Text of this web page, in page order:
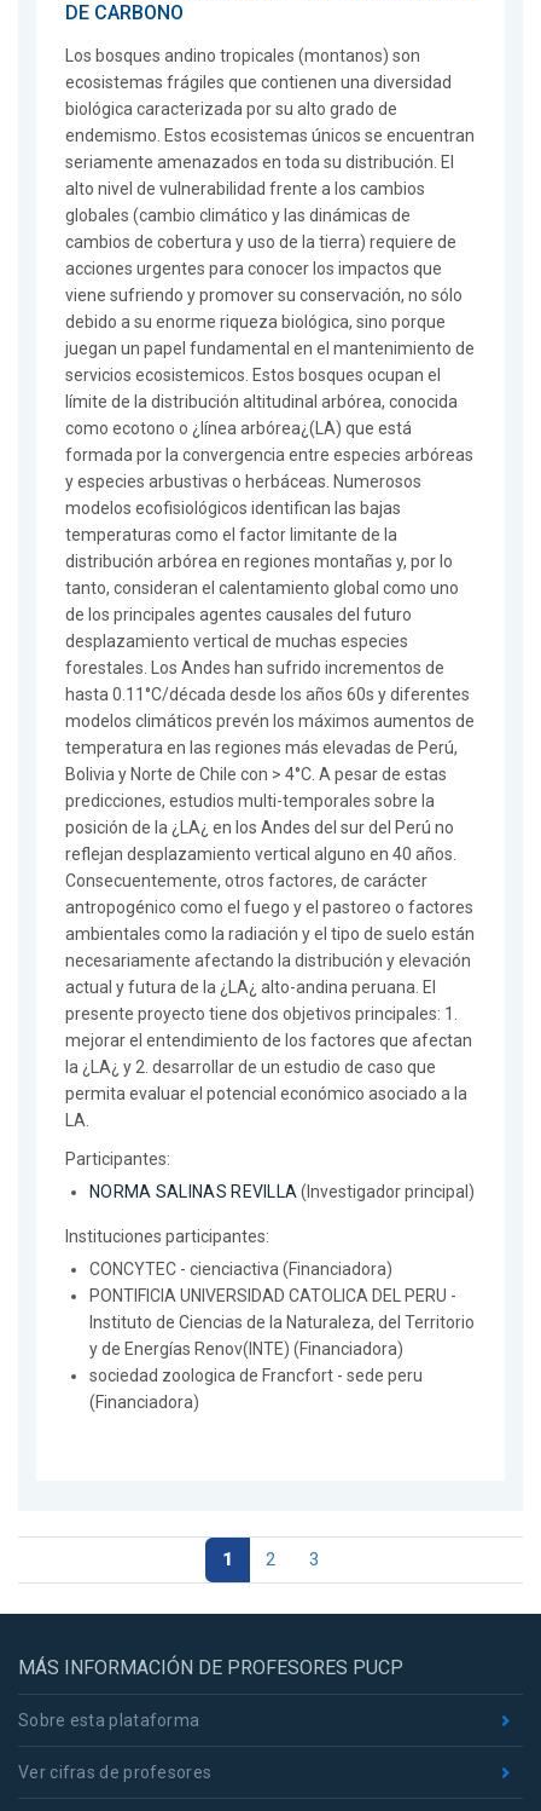
DE CARBONO
Los bosques andino tropicales (montanos) son
ecosistemas frágiles que contienen una diversidad
biológica caracterizada por su alto grado de
endemismo. Estos ecosistemas únicos se encuentran
seriamente amenazados en toda su distribución. El
alto nivel de vulnerabilidad frente a los cambios
globales (cambio climático y las dinámicas de
cambios de cobertura y uso de la tierra) requiere de
acciones urgentes para conocer los impactos que
viene sufriendo y promover su conservación, no sólo
debido a su enorme riqueza biológica, sino porque
juegan un papel fundamental en el mantenimiento de
servicios ecosistemicos. Estos bosques ocupan el
límite de la distribución altitudinal arbórea, conocida
como ecotono o ¿línea arbórea¿(LA) que está
formada por la convergencia entre especies arbóreas
y especies arbustivas o herbáceas. Numerosos
modelos ecofisiológicos identifican las bajas
temperaturas como el factor limitante de la
distribución arbórea en regiones montañas y, por lo
tanto, consideran el calentamiento global como uno
de los principales agentes causales del futuro
desplazamiento vertical de muchas especies
forestales. Los Andes han sufrido incrementos de
hasta 0.11°C/década desde los años 60s y diferentes
modelos climáticos prevén los máximos aumentos de
temperatura en las regiones más elevadas de Perú,
Bolivia y Norte de Chile con > 4°C. A pesar de estas
predicciones, estudios multi-temporales sobre la
posición de la ¿LA¿ en los Andes del sur del Perú no
reflejan desplazamiento vertical alguno en 40 años.
Consecuentemente, otros factores, de carácter
antropogénico como el fuego y el pastoreo o factores
ambientales como la radiación y el tipo de suelo están
necesariamente afectando la distribución y elevación
actual y futura de la ¿LA¿ alto-andina peruana. El
presente proyecto tiene dos objetivos principales: 1.
mejorar el entendimiento de los factores que afectan
la ¿LA¿ y 2. desarrollar de un estudio de caso que
permita evaluar el potencial económico asociado a la
LA.
Participantes:
NORMA SALINAS REVILLA(Investigador principal)
Instituciones participantes:
CONCYTEC - cienciactiva (Financiadora)
PONTIFICIA UNIVERSIDAD CATOLICA DEL PERU -
Instituto de Ciencias de la Naturaleza, del Territorio
y de Energías Renov(INTE) (Financiadora)
sociedad zoologica de Francfort - sede peru
(Financiadora)
1 2 3
MÁS INFORMACIÓN DE PROFESORES PUCP
Sobre esta plataforma
Ver cifras de profesores